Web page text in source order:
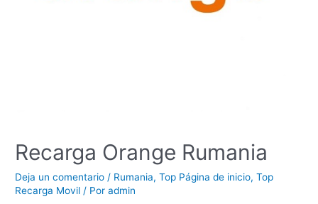
Recarga Orange Rumania
Deja un comentario / Rumania,Top Página de inicio,Top
Recarga Movil / Poradmin